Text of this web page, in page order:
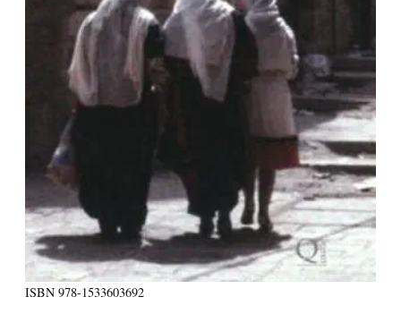
ISBN 978-1533603692